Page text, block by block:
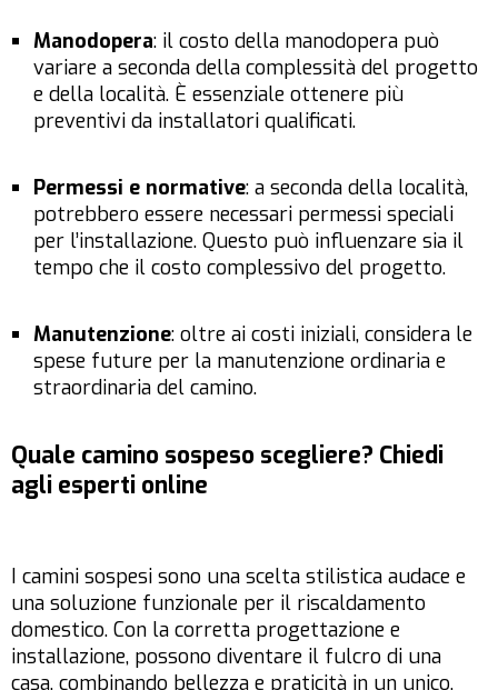
Manodopera: il costo della manodopera può
variare a seconda della complessità del progetto
e della località. È essenziale ottenere più
preventivi da installatori qualificati.
Permessi e normative: a seconda della località,
potrebbero essere necessari permessi speciali
per l’installazione. Questo può influenzare sia il
tempo che il costo complessivo del progetto.
Manutenzione: oltre ai costi iniziali, considera le
spese future per la manutenzione ordinaria e
straordinaria del camino.
Quale camino sospeso scegliere? Chiedi
agli esperti online
I camini sospesi sono una scelta stilistica audace e
una soluzione funzionale per il riscaldamento
domestico. Con la corretta progettazione e
installazione, possono diventare il fulcro di una
casa, combinando bellezza e praticità in un unico,